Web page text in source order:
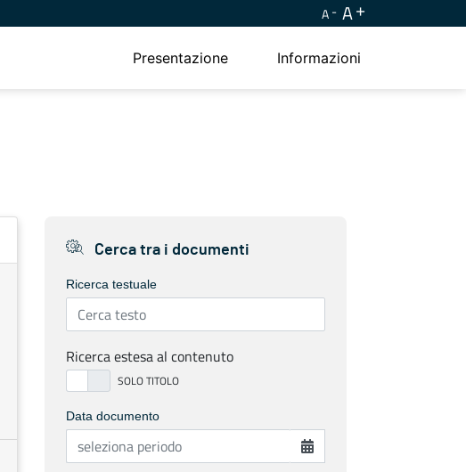
A A
Presentazione Informazioni
Cerca tra i documenti
Ricerca testuale
Ricerca estesa al contenuto
Data documento